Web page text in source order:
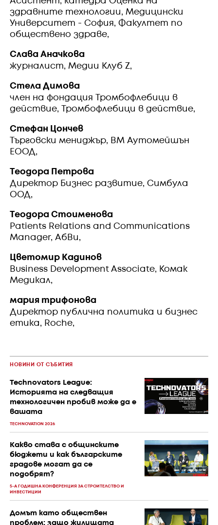
здравните технологии, Медицински
Университет - София, Факултет по
обществено здраве,
Слава Аначкова
журналист, Медии Клуб Z,
Стела Димова
член на фондация Тромбофлебици в
действие, Тромбофлебици в действие,
Стефан Цончев
Търговски мениджър, ВМ Аутомейшън
ЕООД,
Теодора Петрова
Директор Бизнес развитие, Симбула
ООД,
Теодора Стоименова
Patients Relations and Communications
Manager, АбВи,
Цветомир Кадинов
Business Development Associate, Комак
Медикал,
мария трифонова
Директор публична политика и бизнес
етика, Roche,
НОВИНИ ОТ СЪБИТИЯ
Technovators League:
Историята на следващия
технологичен пробив може да е
вашата
TECHNOVATION 2026
Какво става с общинските
бюджети и как българските
градове могат да се
подобрят?
5-А ГОДИШНА КОНФЕРЕНЦИЯ ЗА СТРОИТЕЛСТВО И
ИНВЕСТИЦИИ
Домът като обществен
проблем: защо жилищата